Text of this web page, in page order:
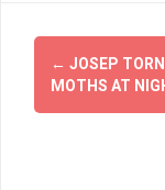
o
← JOSEP
MOTHS AT